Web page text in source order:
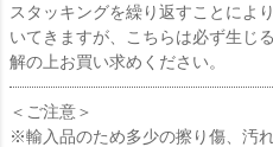
スタッキングを繰り返すことによ
いてきますが、こちらは必ず生じ
解の上お買い求めください。
＜ご注意＞
※輸入品のため多少の擦り傷、汚